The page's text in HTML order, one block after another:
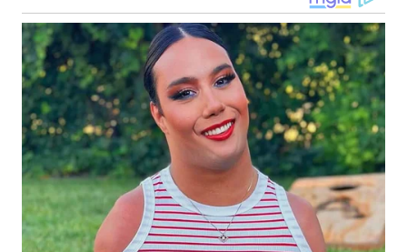
WN
KARO
WN
SIMALUNGUN
WN
LABUHANBATU
WN